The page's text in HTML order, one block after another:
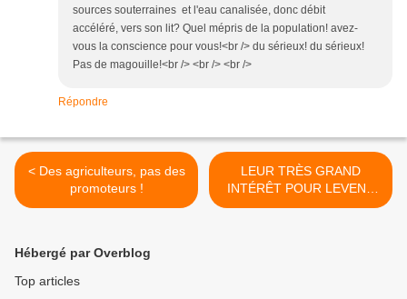
sources souterraines et l'eau canalisée, donc débit
accéléré, vers son lit? Quel mépris de la population! avez-
vous la conscience pour vous!<br /> du sérieux! du sérieux!
Pas de magouille!<br /> <br /> <br />
Répondre
< Des agriculteurs, pas des
promoteurs !
LEUR TRÈS GRAND
INTÉRÊT POUR LEVENS
(06) >
Hébergé par Overblog
Top articles